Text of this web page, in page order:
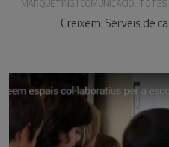
MÀRQUETING I COMUNICACIÓ
Creixem: Serveis de